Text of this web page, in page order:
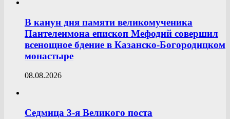
В канун дня памяти великомученика
Пантелеимона епископ Мефодий совершил
всенощное бдение в Казанско-Богородицком
монастыре
08.08.2026
Седмица 3-я Великого поста